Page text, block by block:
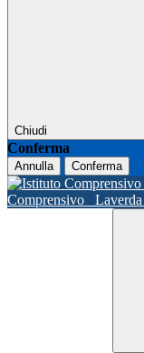
Chiudi
Conferma
Annulla Conferma
Comprensivo